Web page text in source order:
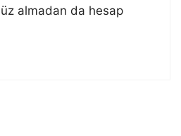
almadan da hesap